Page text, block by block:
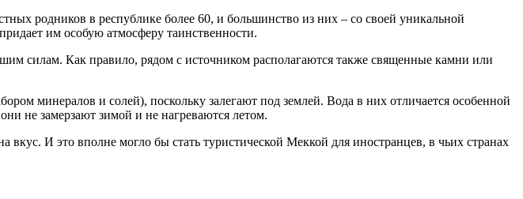
родников в республике более 60, и большинство из них – со своей уникальной
им особую атмосферу таинственности.
силам. Как правило, рядом с источником располагаются также священные камни или
минералов и солей), поскольку залегают под землей. Вода в них отличается особенной
не замерзают зимой и не нагреваются летом.
И это вполне могло бы стать туристической Меккой для иностранцев, в чьих странах